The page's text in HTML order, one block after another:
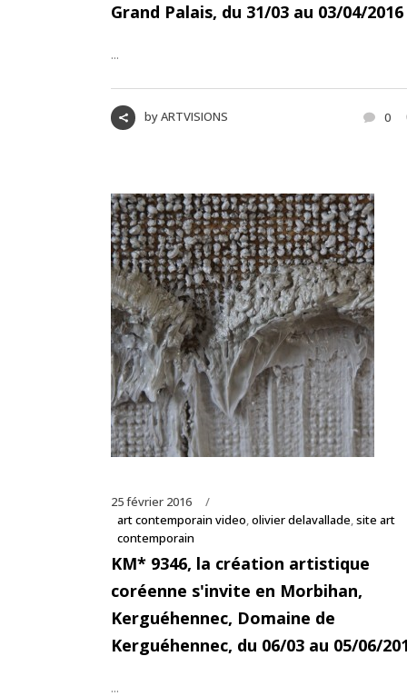
Grand Palais, du 31/03 au 03/04/2016
...
byARTVISIONS 0
25 février 2016
art contemporain video,olivier delavallade,site art
contemporain
KM* 9346, la création artistique
coréenne s'invite en Morbihan,
Kerguéhennec, Domaine de
Kerguéhennec, du 06/03 au 05/06/
...